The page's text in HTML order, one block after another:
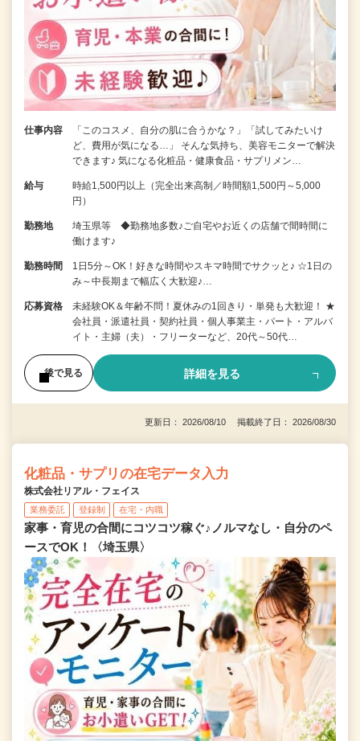
仕事内容
「このコスメ、自分の肌に合うかな？」「試してみたいけ
ど、費用が気になる…」 そんな気持ち、美容モニターで解決
できます♪ 気になる化粧品・健康食品・サプリメン…
給与
時給1,500円以上（完全出来高制／時間額1,500円～5,000
円）
勤務地
埼玉県等 ◆勤務地多数♪ご自宅やお近くの店舗で間時間に
働けます♪
勤務時間
1日5分～OK！好きな時間やスキマ時間でサクッと♪ ☆1日の
み～中長期まで幅広く大歓迎♪…
応募資格
未経験OK＆年齢不問！夏休みの1回きり・単発も大歓迎！ ★
会社員・派遣社員・契約社員・個人事業主・パート・アルバ
イト・主婦（夫）・フリーターなど、20代～50代…
後で見る 詳細を見る
更新日： 2026/08/10 掲載終了日： 2026/08/30
化粧品・サプリの在宅データ入力
株式会社リアル・フェイス
業務委託 登録制 在宅・内職
家事・育児の合間にコツコツ稼ぐ♪ノルマなし・自分のペ
ースでOK！〈埼玉県〉